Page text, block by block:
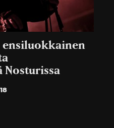
ensiluokkainen
Nosturissa